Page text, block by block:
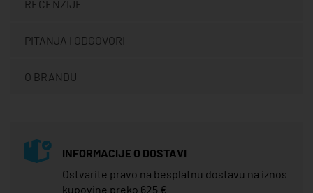
RECENZIJE
PITANJA I ODGOVORI
O BRANDU
INFORMACIJE O DOSTAVI
Ostvarite pravo na besplatnu dostavu na iznos
kupovine preko 625 €